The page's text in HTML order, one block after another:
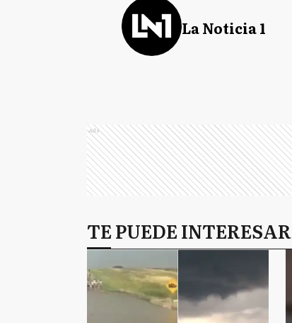
La Noticia 1
Ads
TE PUEDE INTERESAR